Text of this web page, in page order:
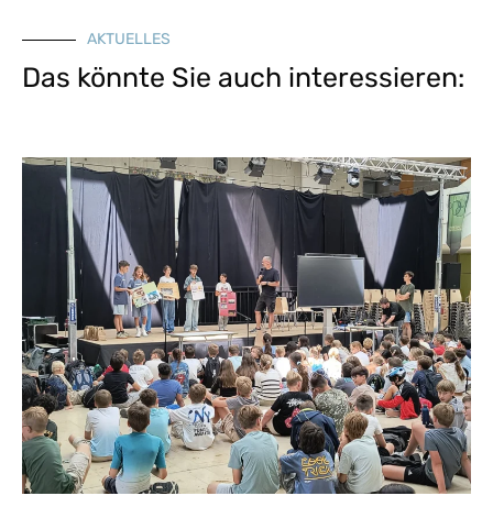
AKTUELLES
Das könnte Sie auch interessieren: